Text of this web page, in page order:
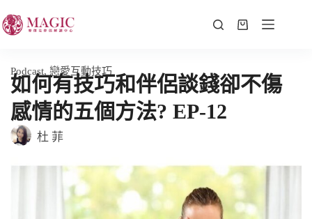
Podcast, 戀愛互動技巧
如何有技巧和伴侶談錢卻不傷
感情的五個方法? EP-12
杜 菲